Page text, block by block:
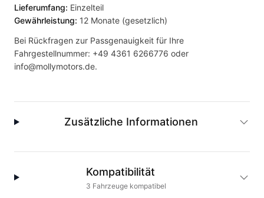
Lieferumfang: Einzelteil
Gewährleistung: 12 Monate (gesetzlich)
Bei Rückfragen zur Passgenauigkeit für Ihre
Fahrgestellnummer: +49 4361 6266776 oder
info@mollymotors.de.
Zusätzliche Informationen
Kompatibilität
3 Fahrzeuge kompatibel